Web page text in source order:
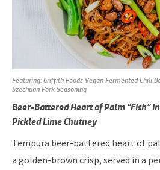
Featuring: Griffith Foods Vegan Fermented Chili
Szechuan PorkSeasoning
Beer-Battered Heart of Palm “Fish”
Pickled Lime Chutney
Tempura beer-battered heart of
a golden-brown crisp, served in a